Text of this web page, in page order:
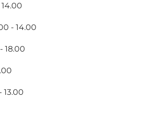
- 14.00
18.00
13.00